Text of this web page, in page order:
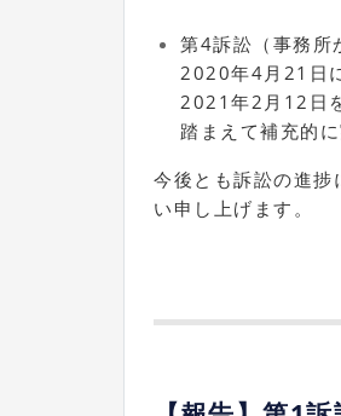
第4訴訟（事務所
2020年4月21日
2021年2月12日
踏まえて補充的
今後とも訴訟の進捗
い申し上げます。